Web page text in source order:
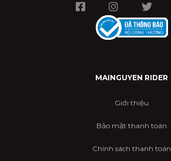
MAINGUYEN RIDER
Giới thiệu
Bảo mật thanh toán
Chính sách thanh toán